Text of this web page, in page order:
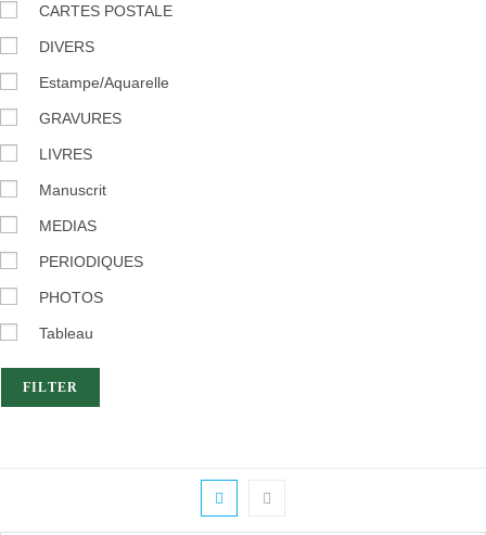
CARTES POSTALE
DIVERS
Estampe/Aquarelle
GRAVURES
LIVRES
Manuscrit
MEDIAS
PERIODIQUES
PHOTOS
Tableau
FILTER